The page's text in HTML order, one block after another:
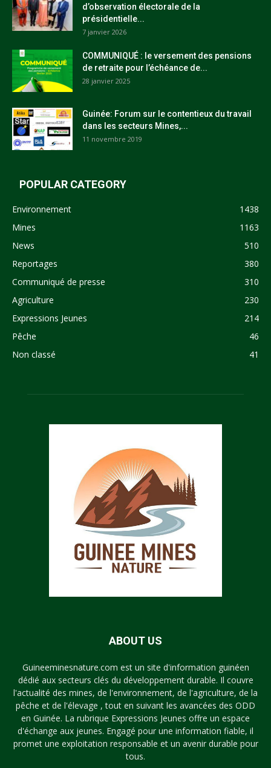
d’observation électorale de la
présidentielle...
7 janvier 2026
COMMUNIQUÉ : le versement des pensions
de retraite pour l’échéance de...
28 janvier 2025
Guinée: Forum sur le contentieux du travail
dans les secteurs Mines,...
11 novembre 2019
POPULAR CATEGORY
Environnement
1438
Mines
1163
News
510
Reportages
380
Communiqué de presse
310
Agriculture
230
Expressions Jeunes
214
Pêche
46
Non classé
41
ABOUT US
Guineeminesnature.com est un site d'information guinéen
dédié aux secteurs clés du développement durable. Il couvre
l'actualité des mines, de l'environnement, de l'agriculture, de la
pêche et de l'élevage , tout en suivant les avancées des ODD
en Guinée. La rubrique Expressions Jeunes offre un espace
d'échange aux jeunes. Engagé pour une information fiable, il
promet une exploitation responsable et un avenir durable pour
tous.